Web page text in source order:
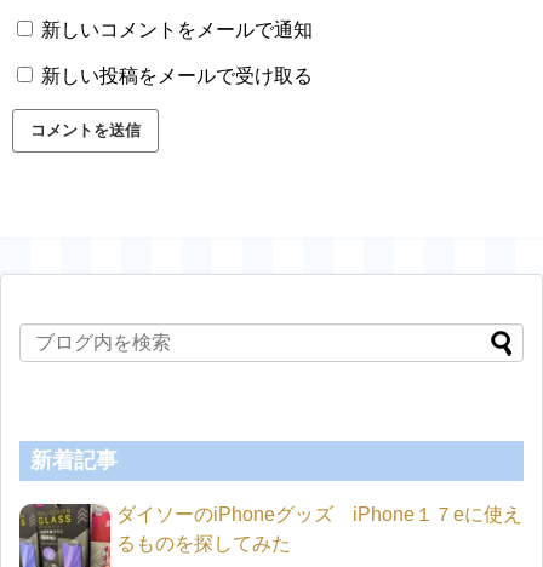
新しいコメントをメールで通知
新しい投稿をメールで受け取る
新着記事
ダイソーのiPhoneグッズ iPhone１７eに使え
るものを探してみた